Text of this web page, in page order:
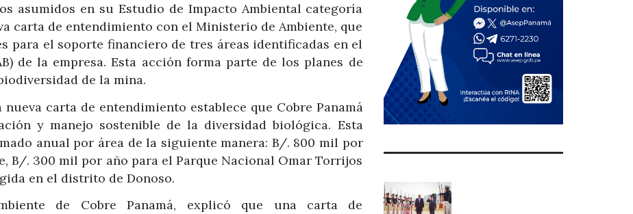
asumidos en su Estudio de Impacto Ambiental categoría
carta de entendimiento con el Ministerio de Ambiente, que
para el soporte financiero de tres áreas identificadas en el
de la empresa. Esta acción forma parte de los planes de
de la mina.
carta de entendimiento establece que Cobre Panamá
y manejo sostenible de la diversidad biológica. Esta
anual por área de la siguiente manera: B/. 800 mil por
B/. 300 mil por año para el Parque Nacional Omar Torrijos
en el distrito de Donoso.
de Cobre Panamá, explicó que una carta de